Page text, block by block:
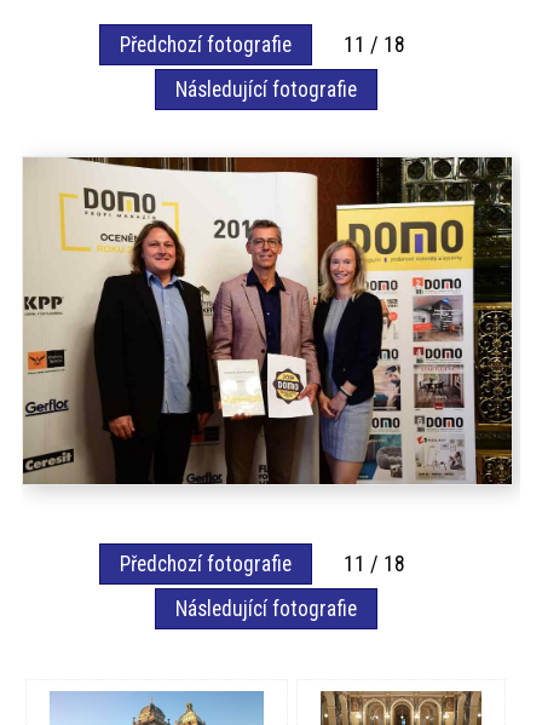
ProfiMag
Kontakt
Předchozí fotografie
11 / 18
Následující fotografie
Předchozí fotografie
11 / 18
Následující fotografie